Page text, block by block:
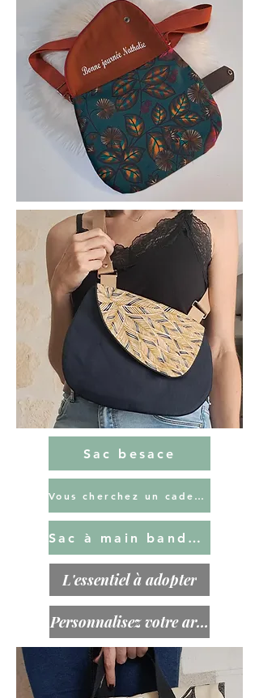
Sac besace
Vous cherchez un cadeau unique?
Sac à main bandoulière
L'essentiel à adopter
Personnalisez votre article!